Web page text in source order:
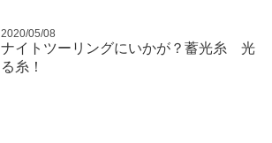
2020/05/08
ナイトツーリングにいかが？蓄光糸 光
る糸！